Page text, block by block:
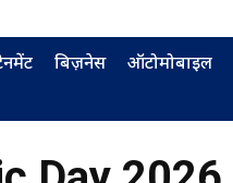
बिज़नेस ऑटोमोबाइल